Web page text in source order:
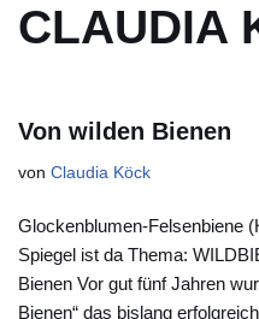
CLAUDIA
Von wilden Bienen
von Claudia Köck
Glockenblumen-Felsenbiene
Spiegel ist da Thema:
Bienen Vor gut fünf Jahren
Bienen“ das bislang